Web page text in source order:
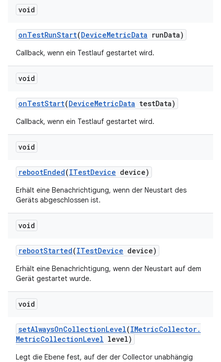
void
onTestRunStart(DeviceMetricData runData)
Callback, wenn ein Testlauf gestartet wird.
void
onTestStart(DeviceMetricData testData)
Callback, wenn ein Testlauf gestartet wird.
void
rebootEnded(ITestDevice device)
Erhält eine Benachrichtigung, wenn der Neustart des
Geräts abgeschlossen ist.
void
rebootStarted(ITestDevice device)
Erhält eine Benachrichtigung, wenn der Neustart auf dem
Gerät gestartet wurde.
void
setAlwaysOnCollectionLevel(IMetricCollector.
MetricCollectionLevel level)
Legt die Ebene fest, auf der der Collector unabhängig